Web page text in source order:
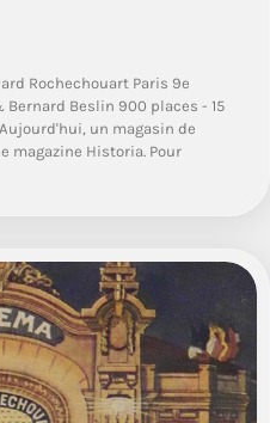
Rochechouart Paris 9e
Beslin 900 places - 15
un magasin de
magazine Historia. Pour